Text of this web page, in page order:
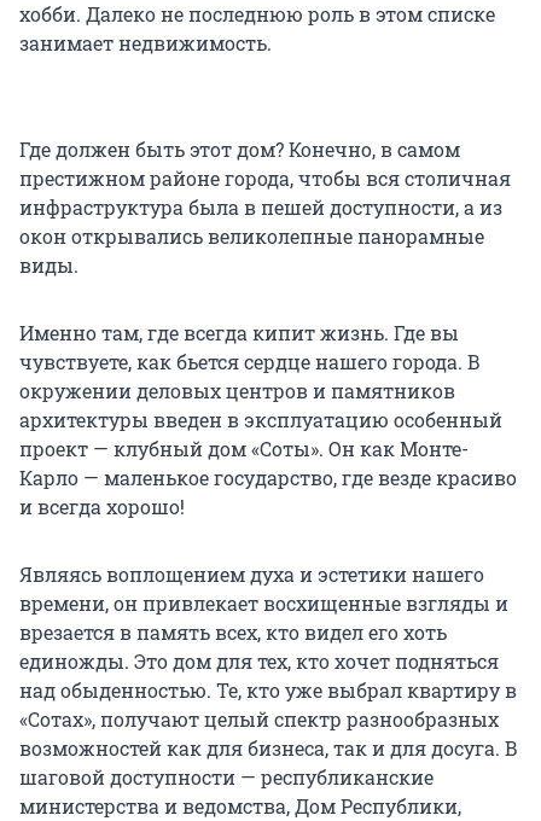
хобби. Далеко не последнюю роль в этом списке
занимает недвижимость.
Где должен быть этот дом? Конечно, в самом
престижном районе города, чтобы вся столичная
инфраструктура была в пешей доступности, а из
окон открывались великолепные панорамные
виды.
Именно там, где всегда кипит жизнь. Где вы
чувствуете, как бьется сердце нашего города. В
окружении деловых центров и памятников
архитектуры введен в эксплуатацию особенный
проект — клубный дом «Соты». Он как Монте-
Карло — маленькое государство, где везде красиво
и всегда хорошо!
Являясь воплощением духа и эстетики нашего
времени, он привлекает восхищенные взгляды и
врезается в память всех, кто видел его хоть
единожды. Это дом для тех, кто хочет подняться
над обыденностью. Те, кто уже выбрал квартиру в
«Сотах», получают целый спектр разнообразных
возможностей как для бизнеса, так и для досуга. В
шаговой доступности — республиканские
министерства и ведомства, Дом Республики,